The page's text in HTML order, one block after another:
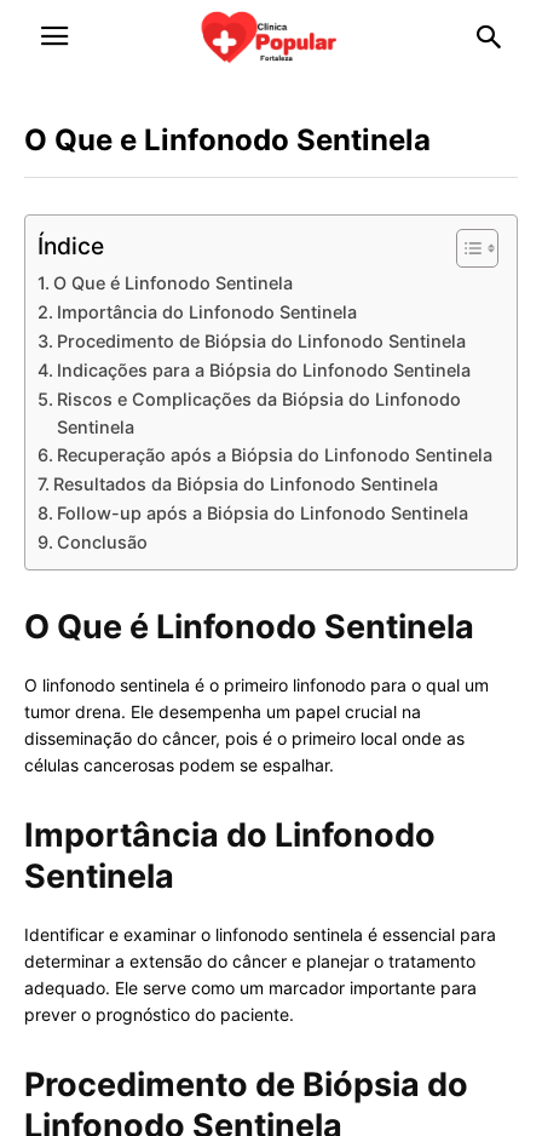
O Que e Linfonodo Sentinela
Índice
O Que é Linfonodo Sentinela
Importância do Linfonodo Sentinela
Procedimento de Biópsia do Linfonodo Sentinela
Indicações para a Biópsia do Linfonodo Sentinela
Riscos e Complicações da Biópsia do Linfonodo
Sentinela
Recuperação após a Biópsia do Linfonodo Sentinela
Resultados da Biópsia do Linfonodo Sentinela
Follow-up após a Biópsia do Linfonodo Sentinela
Conclusão
O Que é Linfonodo Sentinela
O linfonodo sentinela é o primeiro linfonodo para o qual um
tumor drena. Ele desempenha um papel crucial na
disseminação do câncer, pois é o primeiro local onde as
células cancerosas podem se espalhar.
Importância do Linfonodo
Sentinela
Identificar e examinar o linfonodo sentinela é essencial para
determinar a extensão do câncer e planejar o tratamento
adequado. Ele serve como um marcador importante para
prever o prognóstico do paciente.
Procedimento de Biópsia do
Linfonodo Sentinela